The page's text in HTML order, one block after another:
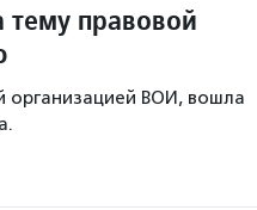
правовой
организацией ВОИ, вошла